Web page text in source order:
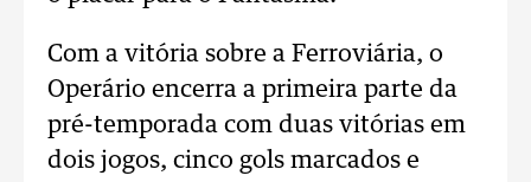
Com a vitória sobre a Ferroviária, o
Operário encerra a primeira parte da
pré-temporada com duas vitórias em
dois jogos, cinco gols marcados e